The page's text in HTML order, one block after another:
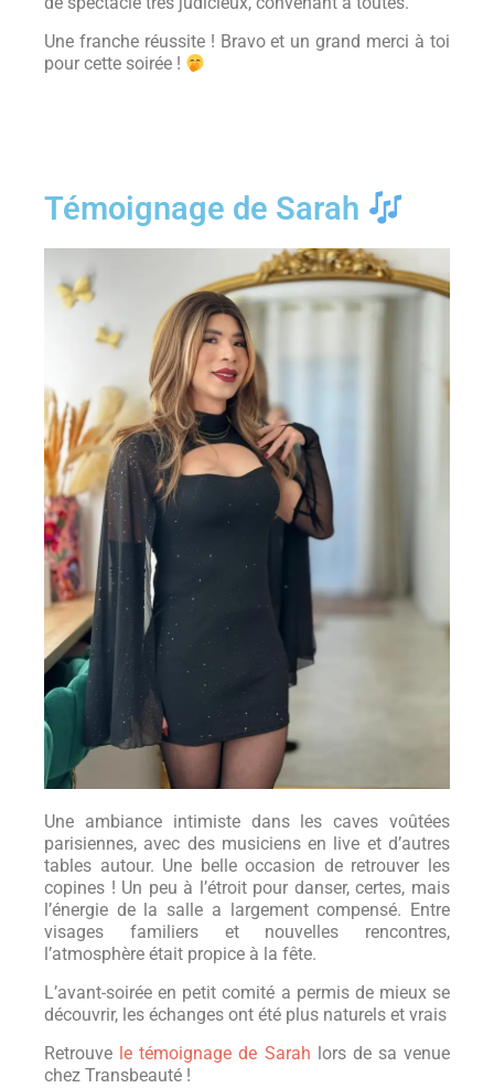
Une franche réussite ! Bravo et un grand merci à toi
pour cette soirée !
Témoignage de Sarah
Une ambiance intimiste dans les caves voûtées
parisiennes, avec des musiciens en live et d’autres
tables autour. Une belle occasion de retrouver les
copines ! Un peu à l’étroit pour danser, certes, mais
l’énergie de la salle a largement compensé. Entre
visages familiers et nouvelles rencontres,
l’atmosphère était propice à la fête.
L’avant-soirée en petit comité a permis de mieux se
découvrir, les échanges ont été plus naturels et vrais
Retrouve le témoignage de Sarah lors de sa venue
chez Transbeauté !